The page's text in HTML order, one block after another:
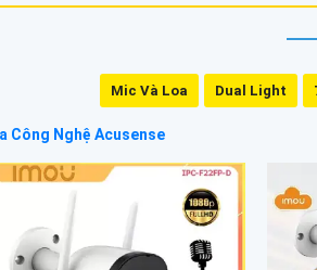
Mic Và Loa Dual Light
Công Nghệ Acusense